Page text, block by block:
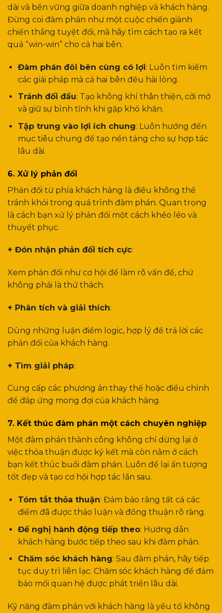
dài và bền vững giữa doanh nghiệp và khách hàng.
Đừng coi đàm phán như một cuộc chiến giành
chiến thắng tuyệt đối, mà hãy tìm cách tạo ra kết
quả “win-win” cho cả hai bên.
Đàm phán đôi bên cùng có lợi: Luôn tìm kiếm
các giải pháp mà cả hai bên đều hài lòng.
Tránh đối đầu: Tạo không khí thân thiện, cởi mở
và giữ sự bình tĩnh khi gặp khó khăn.
Tập trung vào lợi ích chung: Luôn hướng đến
mục tiêu chung để tạo nền tảng cho sự hợp tác
lâu dài.
6. Xử lý phản đối
Phản đối từ phía khách hàng là điều không thể
tránh khỏi trong quá trình đàm phán. Quan trọng
là cách bạn xử lý phản đối một cách khéo léo và
thuyết phục.
+ Đón nhận phản đối tích cực:
Xem phản đối như cơ hội để làm rõ vấn đề, chứ
không phải là thử thách.
+ Phân tích và giải thích:
Dùng những luận điểm logic, hợp lý để trả lời các
phản đối của khách hàng.
+ Tìm giải pháp:
Cung cấp các phương án thay thế hoặc điều chỉnh
để đáp ứng mong đợi của khách hàng.
7. Kết thúc đàm phán một cách chuyên nghiệp
Một đàm phán thành công không chỉ dừng lại ở
việc thỏa thuận được ký kết mà còn nằm ở cách
bạn kết thúc buổi đàm phán. Luôn để lại ấn tượng
tốt đẹp và tạo cơ hội hợp tác lần sau.
Tóm tắt thỏa thuận: Đảm bảo rằng tất cả các
điểm đã được thảo luận và đồng thuận rõ ràng.
Đề nghị hành động tiếp theo: Hướng dẫn
khách hàng bước tiếp theo sau khi đàm phán.
Chăm sóc khách hàng: Sau đàm phán, hãy tiếp
tục duy trì liên lạc. Chăm sóc khách hàng để đảm
bảo mối quan hệ được phát triển lâu dài.
Kỹ năng đàm phán với khách hàng là yếu tố không